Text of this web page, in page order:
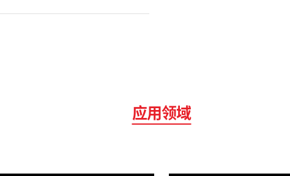
应用领域